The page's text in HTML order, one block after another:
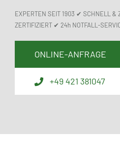
EXPERTEN SEIT 1903 ✔ SCHNELL &
ZERTIFIZIERT ✔ 24h NOTFALL-
ONLINE-ANFRAGE
+49 421 381047